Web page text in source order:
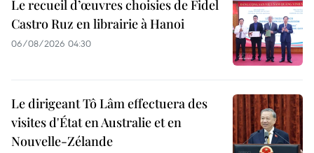
Le recueil d’œuvres choisies de Fidel
Castro Ruz en librairie à Hanoi
06/08/2026 04:30
Le dirigeant Tô Lâm effectuera des
visites d'État en Australie et en
Nouvelle-Zélande